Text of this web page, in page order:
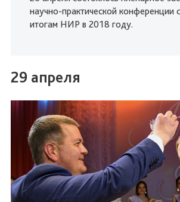
научно-практической конференции
итогам НИР в 2018 году.
29 апреля